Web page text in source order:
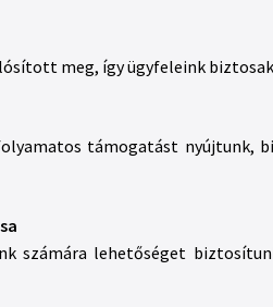
meg, így ügyfeleink
támogatást nyújtunk,
számára lehetőséget